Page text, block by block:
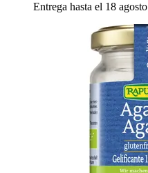
Entrega hasta el 18 agosto